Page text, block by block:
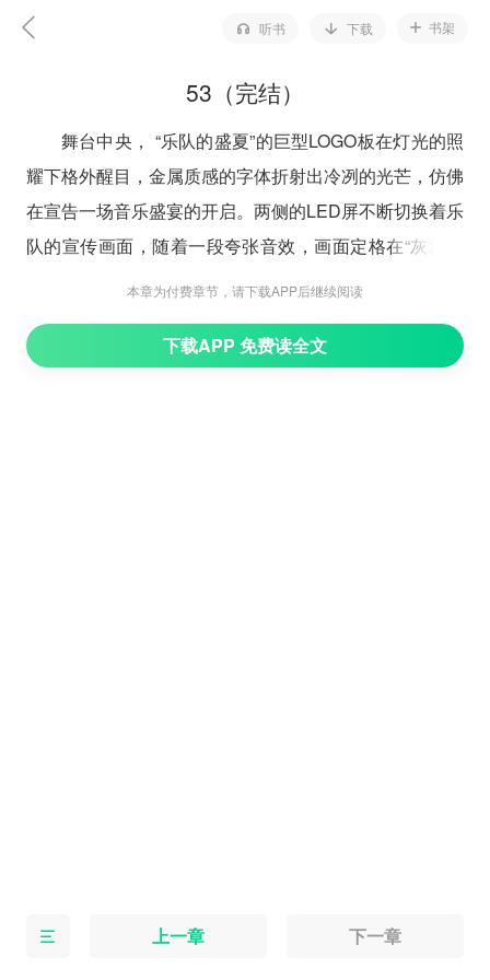
听书 下载 书架
53（完结）
舞台中央， “乐队的盛夏”的巨型LOGO板在灯光的照
耀下格外醒目，金属质感的字体折射出冷冽的光芒，仿佛
在宣告一场音乐盛宴的开启。两侧的LED屏不断切换着乐
队的宣传画面，随着一段夸张音效，画面定格在“灰蒙乐
队”的宣传照上，观众席第一排的艾伦立刻发出了一声尖
老妈莫英的脸
本章为付费章节，请下载APP后继续阅读
下载APP 免费读全文
上一章 下一章